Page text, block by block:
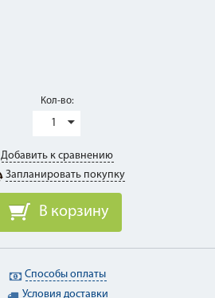
Кол-во:
1
Добавить к сравнению
Запланировать покупку
В корзину
Способы оплаты
Условия доставки